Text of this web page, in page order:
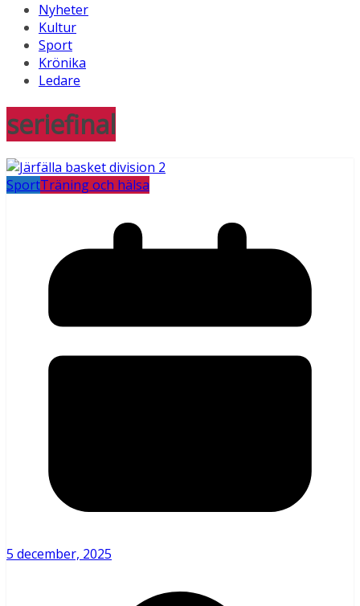
Nyheter
Kultur
Sport
Krönika
Ledare
seriefinal
SportTräning och hälsa
5 december, 2025